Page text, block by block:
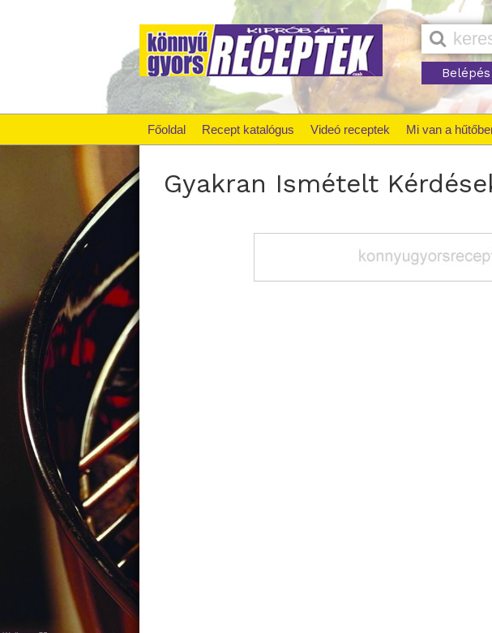
Belépés
Főoldal Recept katalógus Videó receptek Mi van a
Gyakran Ismételt